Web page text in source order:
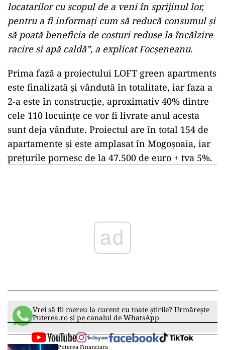
locatarilor cu scopul de a veni în sprijinul lor,
pentru a fi informați cum să reducă consumul și
să poată beneficia de costuri reduse la încălzire
racire si apă caldă”, a explicat Focșeneanu.
Prima fază a proiectului LOFT green apartments
este finalizată și vândută în totalitate, iar faza a
2-a este în construcție, aproximativ 40% dintre
cele 110 locuințe ce vor fi livrate anul acesta
sunt deja vândute. Proiectul are în total 154 de
apartamente și este amplasat în Mogoșoaia, iar
prețurile pornesc de la 47.500 de euro + tva 5%.
ad
Vrei să fii mereu la curent cu toate știrile? Urmărește
Puterea.ro și pe canalul de WhatsApp
Puterea Financiara